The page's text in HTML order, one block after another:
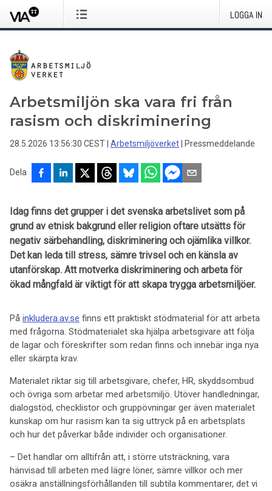
LOGGA IN
Arbetsmiljön ska vara fri från
rasism och diskriminering
28.5.2026 13:56:30 CEST Arbetsmiljöverket Pressmeddelande
Dela
Idag finns det grupper i det svenska arbetslivet som på
grund av etnisk bakgrund eller religion oftare utsätts för
negativ särbehandling, diskriminering och ojämlika villkor.
Det kan leda till stress, sämre trivsel och en känsla av
utanförskap. Att motverka diskriminering och arbeta för
ökad mångfald är viktigt för att skapa trygga arbetsmiljöer.
På inkludera.av.se finns ett praktiskt stödmaterial för att arbeta
med frågorna. Stödmaterialet ska hjälpa arbetsgivare att följa
de lagar och föreskrifter som redan finns och innebär inga nya
eller skärpta krav.
Materialet riktar sig till arbetsgivare, chefer, HR, skyddsombud
och övriga som arbetar med arbetsmiljö. Utöver handledningar,
dialogstöd, checklistor och gruppövningar ger även materialet
kunskap om hur rasism kan ta sig uttryck på en arbetsplats
och hur det påverkar både individer och organisationer.
– Det handlar om alltifrån att, i större utsträckning, vara
hänvisad till arbeten med lägre löner, sämre villkor och mer
osäkra anställningsförhållanden till subtila kommentarer, det vi